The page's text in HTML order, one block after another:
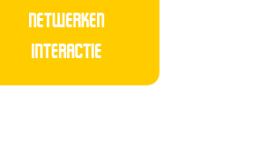
NETWERKEN
INTERACTIE